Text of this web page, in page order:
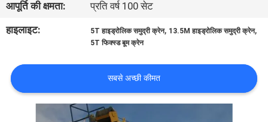
का
गुणवत्ता
नियंत्रण
आपूर्ति की क्षमता:
प्रति वर्ष 100 सेट
हाइलाइट:
5T हाइड्रोलिक समुद्री क्रेन, 13.5M हाइड्रोलिक समुद्री क्रेन,
5T फिक्स्ड बूम क्रेन
सबसे अच्छी कीमत